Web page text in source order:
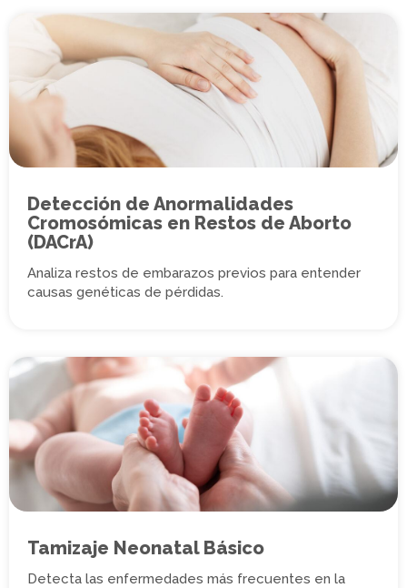
Detección de Anormalidades
Cromosómicas en Restos de Aborto
(DACrA)
Analiza restos de embarazos previos para entender
causas genéticas de pérdidas.
Tamizaje Neonatal Básico
Detecta las enfermedades más frecuentes en la